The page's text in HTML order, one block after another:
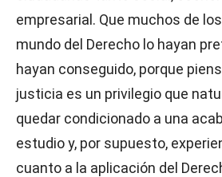
empresarial. Que muchos de
mundo del Derecho lo hayan
hayan conseguido, porque
justicia es un privilegio que
quedar condicionado a una
estudio y, por supuesto,
cuanto a la aplicación del